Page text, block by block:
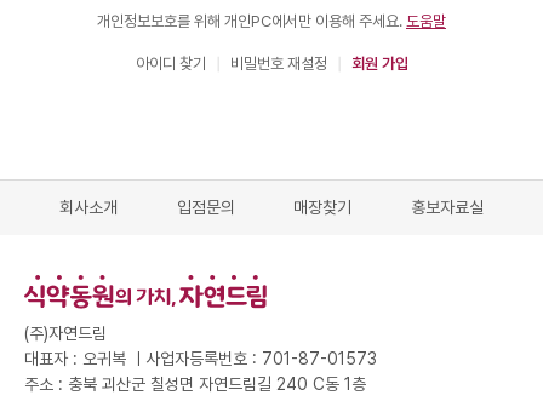
개인정보보호를 위해 개인PC에서만 이용해 주세요. 도움말
아이디 찾기 비밀번호 재설정 회원 가입
회사소개 입점문의 매장찾기 홍보자료실
(주)자연드림
대표자 : 오귀복 ㅣ 사업자등록번호 : 701-87-01573
주소 : 충북 괴산군 칠성면 자연드림길 240 C동 1층